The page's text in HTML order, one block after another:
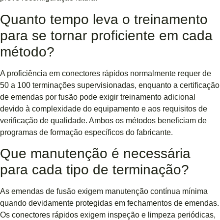
Quanto tempo leva o treinamento
para se tornar proficiente em cada
método?
A proficiência em conectores rápidos normalmente requer de
50 a 100 terminações supervisionadas, enquanto a certificação
de emendas por fusão pode exigir treinamento adicional
devido à complexidade do equipamento e aos requisitos de
verificação de qualidade. Ambos os métodos beneficiam de
programas de formação específicos do fabricante.
Que manutenção é necessária
para cada tipo de terminação?
As emendas de fusão exigem manutenção contínua mínima
quando devidamente protegidas em fechamentos de emendas.
Os conectores rápidos exigem inspeção e limpeza periódicas,